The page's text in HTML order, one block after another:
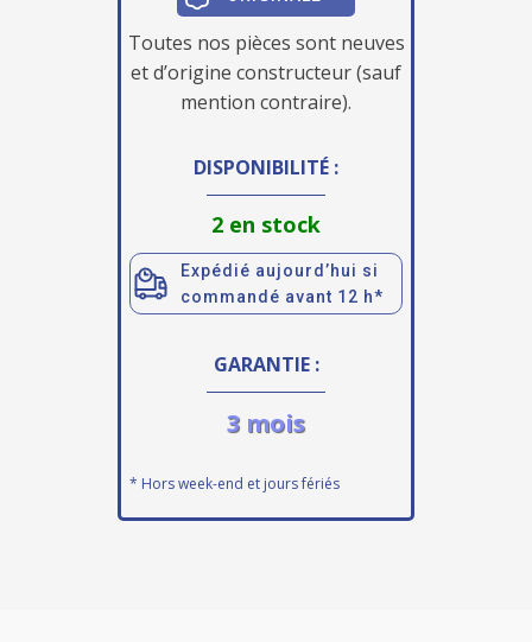
Toutes nos pièces sont neuves
et d’origine constructeur (sauf
mention contraire).
DISPONIBILITÉ :
2 en stock
Expédié aujourd’hui si
commandé avant 12 h*
GARANTIE :
3 mois
* Hors week-end et jours fériés